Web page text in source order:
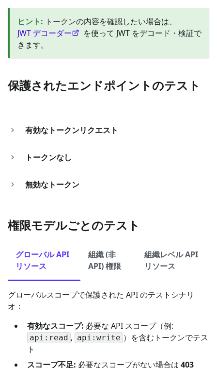
ヒント: トークンの内容を確認したい場合は、
JWT デコーダー
を使って JWT をデコード・検証で
きます。
保護されたエンドポイントのテスト
有効なトークンリクエスト
トークンなし
無効なトークン
権限モデルごとのテスト
グローバル API
リソース
組織 (非
API) 権限
組織レベル API
リソース
グローバルスコープで保護された API のテストシナリ
オ：
有効なスコープ: 必要な API スコープ（例:
api:read , api:write ）を含むトークンでテス
ト
スコープ不足: 必要なスコープがない場合は 403